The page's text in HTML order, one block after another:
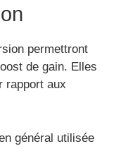
permettront
de gain. Elles
rapport aux
général utilisée